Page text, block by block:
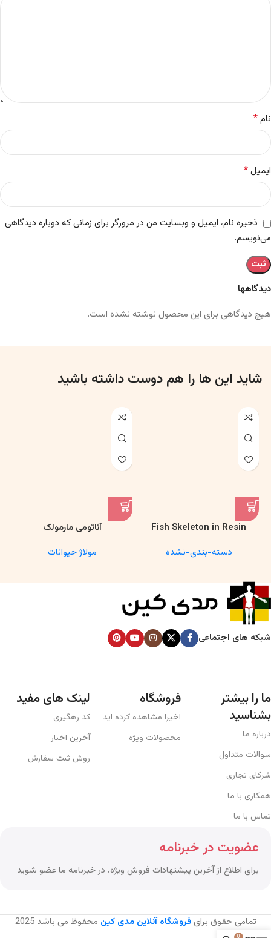
دیدگاهها
هیچ دیدگاهی برای این محصول نوشته نشده است.
نام*
ایمیل*
ذخیره نام، ایمیل و وبسایت من در مرورگر برای زمانی که دوباره دیدگاهی
می‌نویسم.
شاید این ها را هم دوست داشته باشید
Fish Skeleton in Resin
Anatomy Specimen
دسته-بندی-نشده
آناتومی مارمولک
مولاژ حیوانات
شبکه های اجتماعی
ما را بیشتر
بشناسید
درباره ما
سوالات متداول
شرکای تجاری
همکاری با ما
تماس با ما
فروشگاه
اخیرا مشاهده کرده اید
محصولات ویژه
لینک های مفید
کد رهگیری
آخرین اخبار
روش ثبت سفارش
عضویت در خبرنامه
برای اطلاع از آخرین پیشنهادات فروش ویژه، در خبرنامه ما عضو شوید
تمامی حقوق برایفروشگاه آنلاین مدی کین محفوظ می باشد 2025